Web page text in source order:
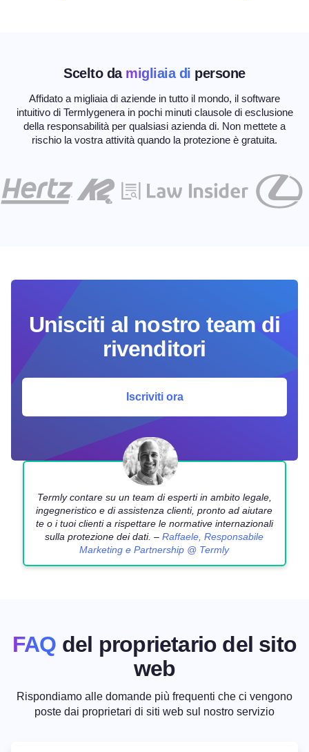
Scelto da migliaia di persone
Affidato a migliaia di aziende in tutto il mondo, il software
intuitivo di Termlygenera in pochi minuti clausole di esclusione
della responsabilità per qualsiasi azienda di. Non mettete a
rischio la vostra attività quando la protezione è gratuita.
Unisciti al nostro team di
rivenditori
Iscriviti ora
Termly contare su un team di esperti in ambito legale,
ingegneristico e di assistenza clienti, pronto ad aiutare
te o i tuoi clienti a rispettare le normative internazionali
sulla protezione dei dati. –Raffaele, Responsabile
Marketing e Partnership @ Termly
FAQ del proprietario del sito
web
Rispondiamo alle domande più frequenti che ci vengono
poste dai proprietari di siti web sul nostro servizio